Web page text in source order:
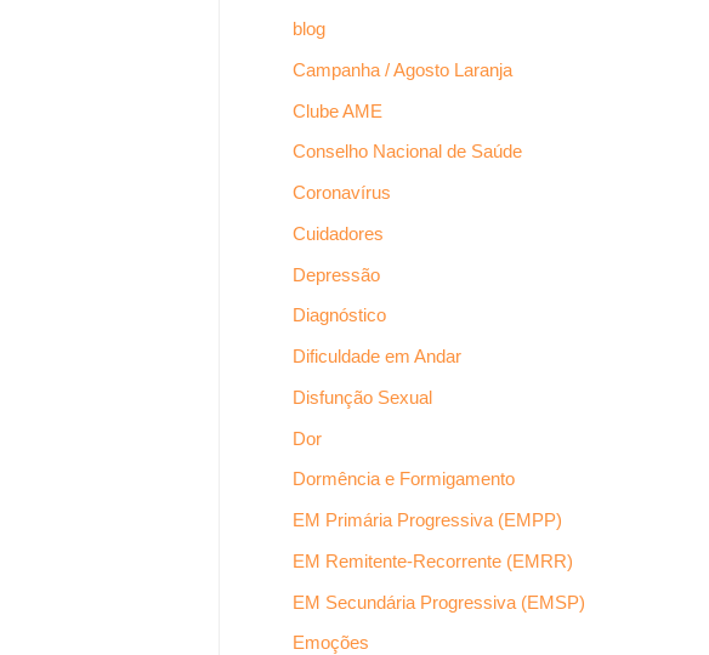
blog
Campanha / Agosto Laranja
Clube AME
Conselho Nacional de Saúde
Coronavírus
Cuidadores
Depressão
Diagnóstico
Dificuldade em Andar
Disfunção Sexual
Dor
Dormência e Formigamento
EM Primária Progressiva (EMPP)
EM Remitente-Recorrente (EMRR)
EM Secundária Progressiva (EMSP)
Emoções